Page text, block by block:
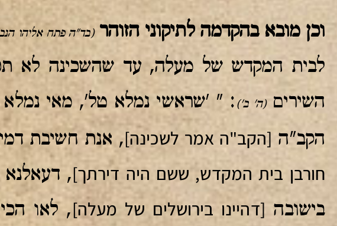
וכן מובא בהקדמה לתיקוני הזוהר (בד"ה פתח אליהו
לבית המקדש של מעלה, עד שהשכינה לא
השירים(ה' ב'): " 'שראשי נמלא טל', מאי
הקב"ה [הקב"ה אמר לשכינה], אנת חשיבת
חורבן בית המקדש, ששם היה דירתך], דעאלנא
בישובה [דהיינו בירושלים של מעלה], לאו